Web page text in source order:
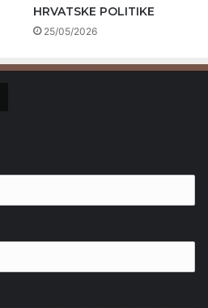
HRVATSKE POLITIKE
25/05/2026